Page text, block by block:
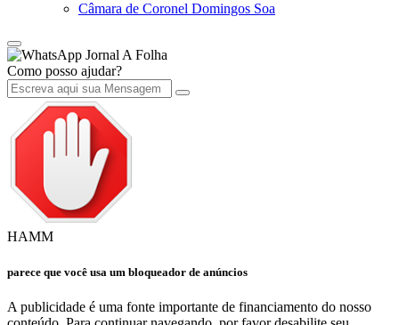
Câmara de Coronel Domingos Soa
Jornal A Folha
Como posso ajudar?
HAMM
parece que você usa um bloqueador de anúncios
A publicidade é uma fonte importante de financiamento do nosso